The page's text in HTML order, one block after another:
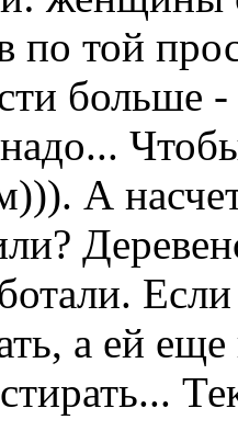
по той
больше
А
а ей